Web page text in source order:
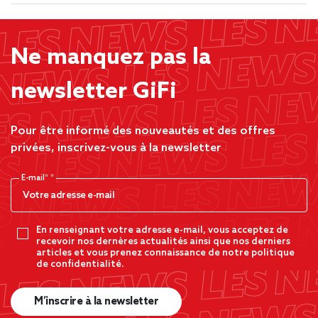
Ne manquez pas la
newsletter GiFi
Pour être informé des nouveautés et des offres
privées, inscrivez-vous à la newsletter
E-mail*
En renseignant votre adresse e-mail, vous acceptez de
recevoir nos dernères actualités ainsi que nos derniers
articles et vous prenez connaissance de notre politique
de confidentialité.
M’inscrire à la newsletter